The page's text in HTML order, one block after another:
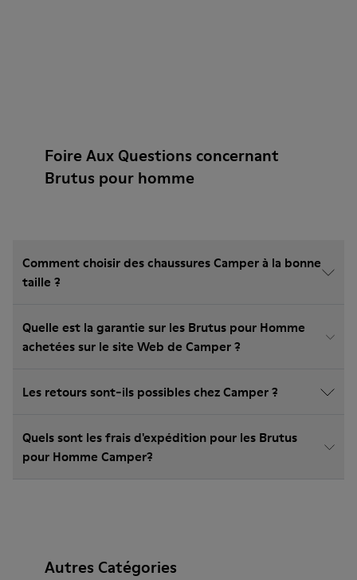
Foire Aux Questions concernant
Brutus pour homme
Comment choisir des chaussures Camper à la bonne
taille ?
Quelle est la garantie sur les Brutus pour Homme
achetées sur le site Web de Camper ?
Les retours sont-ils possibles chez Camper ?
Quels sont les frais d'expédition pour les Brutus
pour Homme Camper?
Autres Catégories